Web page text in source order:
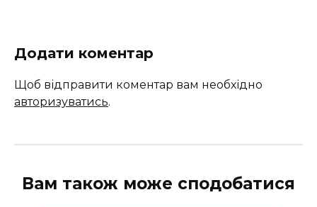
Додати коментар
Щоб відправити коментар вам необхідно
авторизуватись.
Вам також може сподобатися